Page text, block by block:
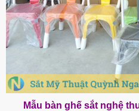
Mẫu bàn ghế sắt nghệ